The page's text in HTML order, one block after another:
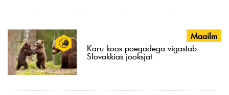
Maailm
Karu koos poegadega vigastab
Slovakkias jooksjat